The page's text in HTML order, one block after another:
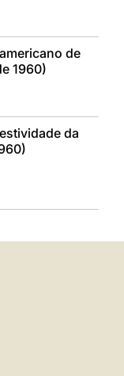
de
1960)
da